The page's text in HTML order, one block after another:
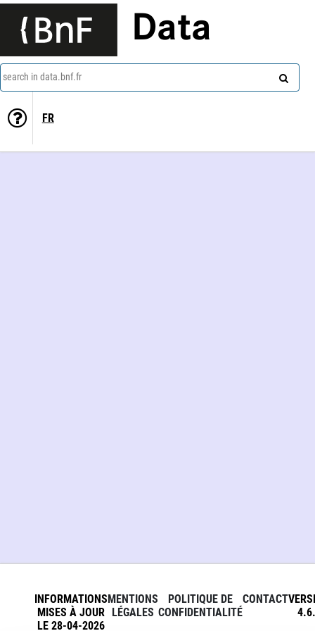
Data
search in data.bnf.fr
FR
INFORMATIONS
MISES À JOUR
LE 28-04-2026
MENTIONS
LÉGALES
POLITIQUE DE
CONFIDENTIALITÉ
CONTACT